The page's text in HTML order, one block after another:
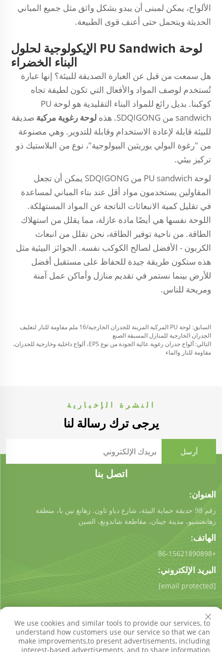
الألواح، يمكن لمبنى أن يبدو بشكل واثق مثل جميع المباني
الحديثة ويتحمل حتى أعنف قوى الطبيعة.
لوحة PU Sandwich الإيكولوجية لحلول
البناء الخضراء
هل سمعت من قبل عن العبارة الصديقة للبيئة؟ إنها عبارة
تُستخدم لوصف المواد والأفعال التي تكون لطيفة تجاه
كوكبنا. بديل رائع للمواد البناء التقليدية هو لوحة PU
sandwich من SDQIGONG. هذه
لوحة رغوية مركبة صديقة
للبيئة قابلة لإعادة الاستخدام وقابلة للتدوير. وهي مصنوعة
من "رغوة البولي يوريثين البيولوجية"، نوع من البلاستيك ذو
تركيز بيئي.
لوحة PU sandwich من SDQIGONG يمكن أن تجعل
المقاولين يستخدمون مواد أقل عند بناء المباني لمساعدة
في تقليل كمية الانبعاثات الناتجة عن المواد المستهلكة.
اللوحة نفسها هي أيضًا مادة عازلة، مما يقلل من استهلاك
الطاقة. من ناحية توفير الطاقة، نحن نقلل من انبعاث
الكربون - الأفضل لصالح الكوكب نفسه. الجوائز البيئية مثل
هذه ستكون طريقة جيدة للحفاظ على مستقبل أفضل
للأرض بينما نستمر في تقديم منازل وأماكن عمل آمنة
ومريحة للناس.
السابق:
لوحة PU المركبة المزينة للجدران الخارجية/16 ملم مقاومة للنار لتغليف
الجدران الخارجية للمنازل المسبقة الصنع
التالي:
ألواح جدران رغوية عالية الجودة من نوع EPS، ألواح داخلية وخارجية للجدران،
مقاومة للنار والماء
النشرة الإخبارية
يرجى ترك رسالة لنا
اتصل بنا
العنوان:
رقم 98 حديقة حماية البيئة، شارع دياو تاون. زهانغ نين با، منطقة
زهانغتشيو، مدينة جينان، مقاطعة شاندونغ، الصين
الهاتف:
+86-15621890898
البريد الإلكتروني:
[email protected]
We use cookies and similar tools to provide our services, to
understand how customers use our service so that we can
make improvements,to present advertisements, including
interest-based advertisements, and to share information